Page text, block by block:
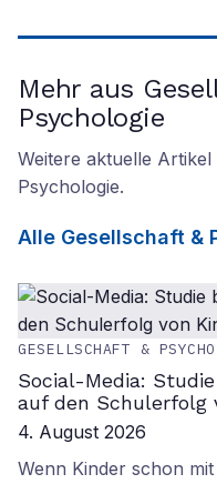
Mehr aus
Psychologie
Weitere aktuelle
Psychologie.
Alle Gesellschaft &
GESELLSCHAFT &
Social-Media:
auf den Schulerfolg
4. August 2026
Wenn Kinder schon